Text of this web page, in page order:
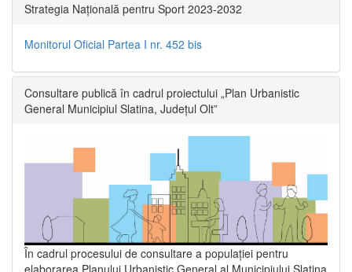
Strategia Națională pentru Sport 2023-2032
Monitorul Oficial Partea I nr. 452 bis
Consultare publică în cadrul proiectului „Plan Urbanistic
General Municipiul Slatina, Județul Olt”
În cadrul procesului de consultare a populaţiei pentru
elaborarea Planului Urbanistic General al Municipiului Slatina